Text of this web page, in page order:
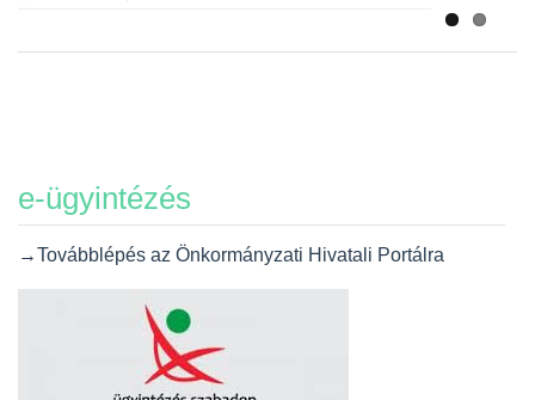
e-ügyintézés
→Továbblépés az Önkormányzati Hivatali Portálra